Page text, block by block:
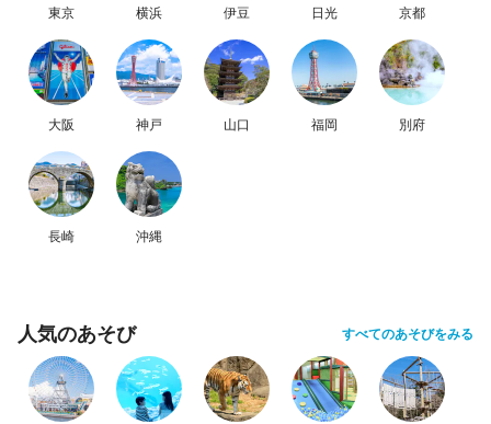
東京 横浜 伊豆 日光 京都
大阪 神戸 山口 福岡 別府
長崎 沖縄
人気のあそび すべてのあそびをみる